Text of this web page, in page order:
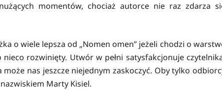
momentów, chociaż autorce nie raz zdarza
o wiele lepsza od „Nomen omen” jeżeli chodzi o
rozwinięty. Utwór w pełni satysfakcjonuje
nas jeszcze niejednym zaskoczyć. Oby tylko
Marty Kisiel.